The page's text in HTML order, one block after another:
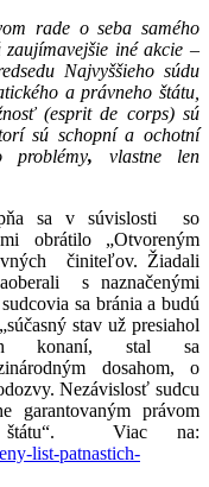
rade o seba samého
iné akcie –
Najvyššieho súdu
a právneho štátu,
(esprit de corps) sú
sú schopní a ochotní
problémy, vlastne len
sa v súvislosti so
obrátilo „Otvoreným
činiteľov. Žiadali
s naznačenými
sa bránia a budú
stav už presiahol
konaní, stal sa
dosahom, o
Nezávislosť sudcu
garantovaným právom
štátu“. Viac na:
list-patnastich-